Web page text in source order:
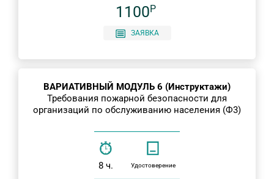
1100P
ЗАЯВКА
ВАРИАТИВНЫЙ МОДУЛЬ 6 (Инструктажи)
Требования пожарной безопасности для
организаций по обслуживанию населения (Ф3)
8 ч. Удостоверение